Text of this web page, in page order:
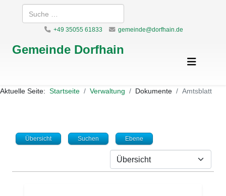
Suchen
+49 35055 61833 gemeinde@dorfhain.de
Gemeinde Dorfhain
Aktuelle Seite: Startseite Verwaltung Dokumente Amtsblatt
Übersicht Suchen Ebene